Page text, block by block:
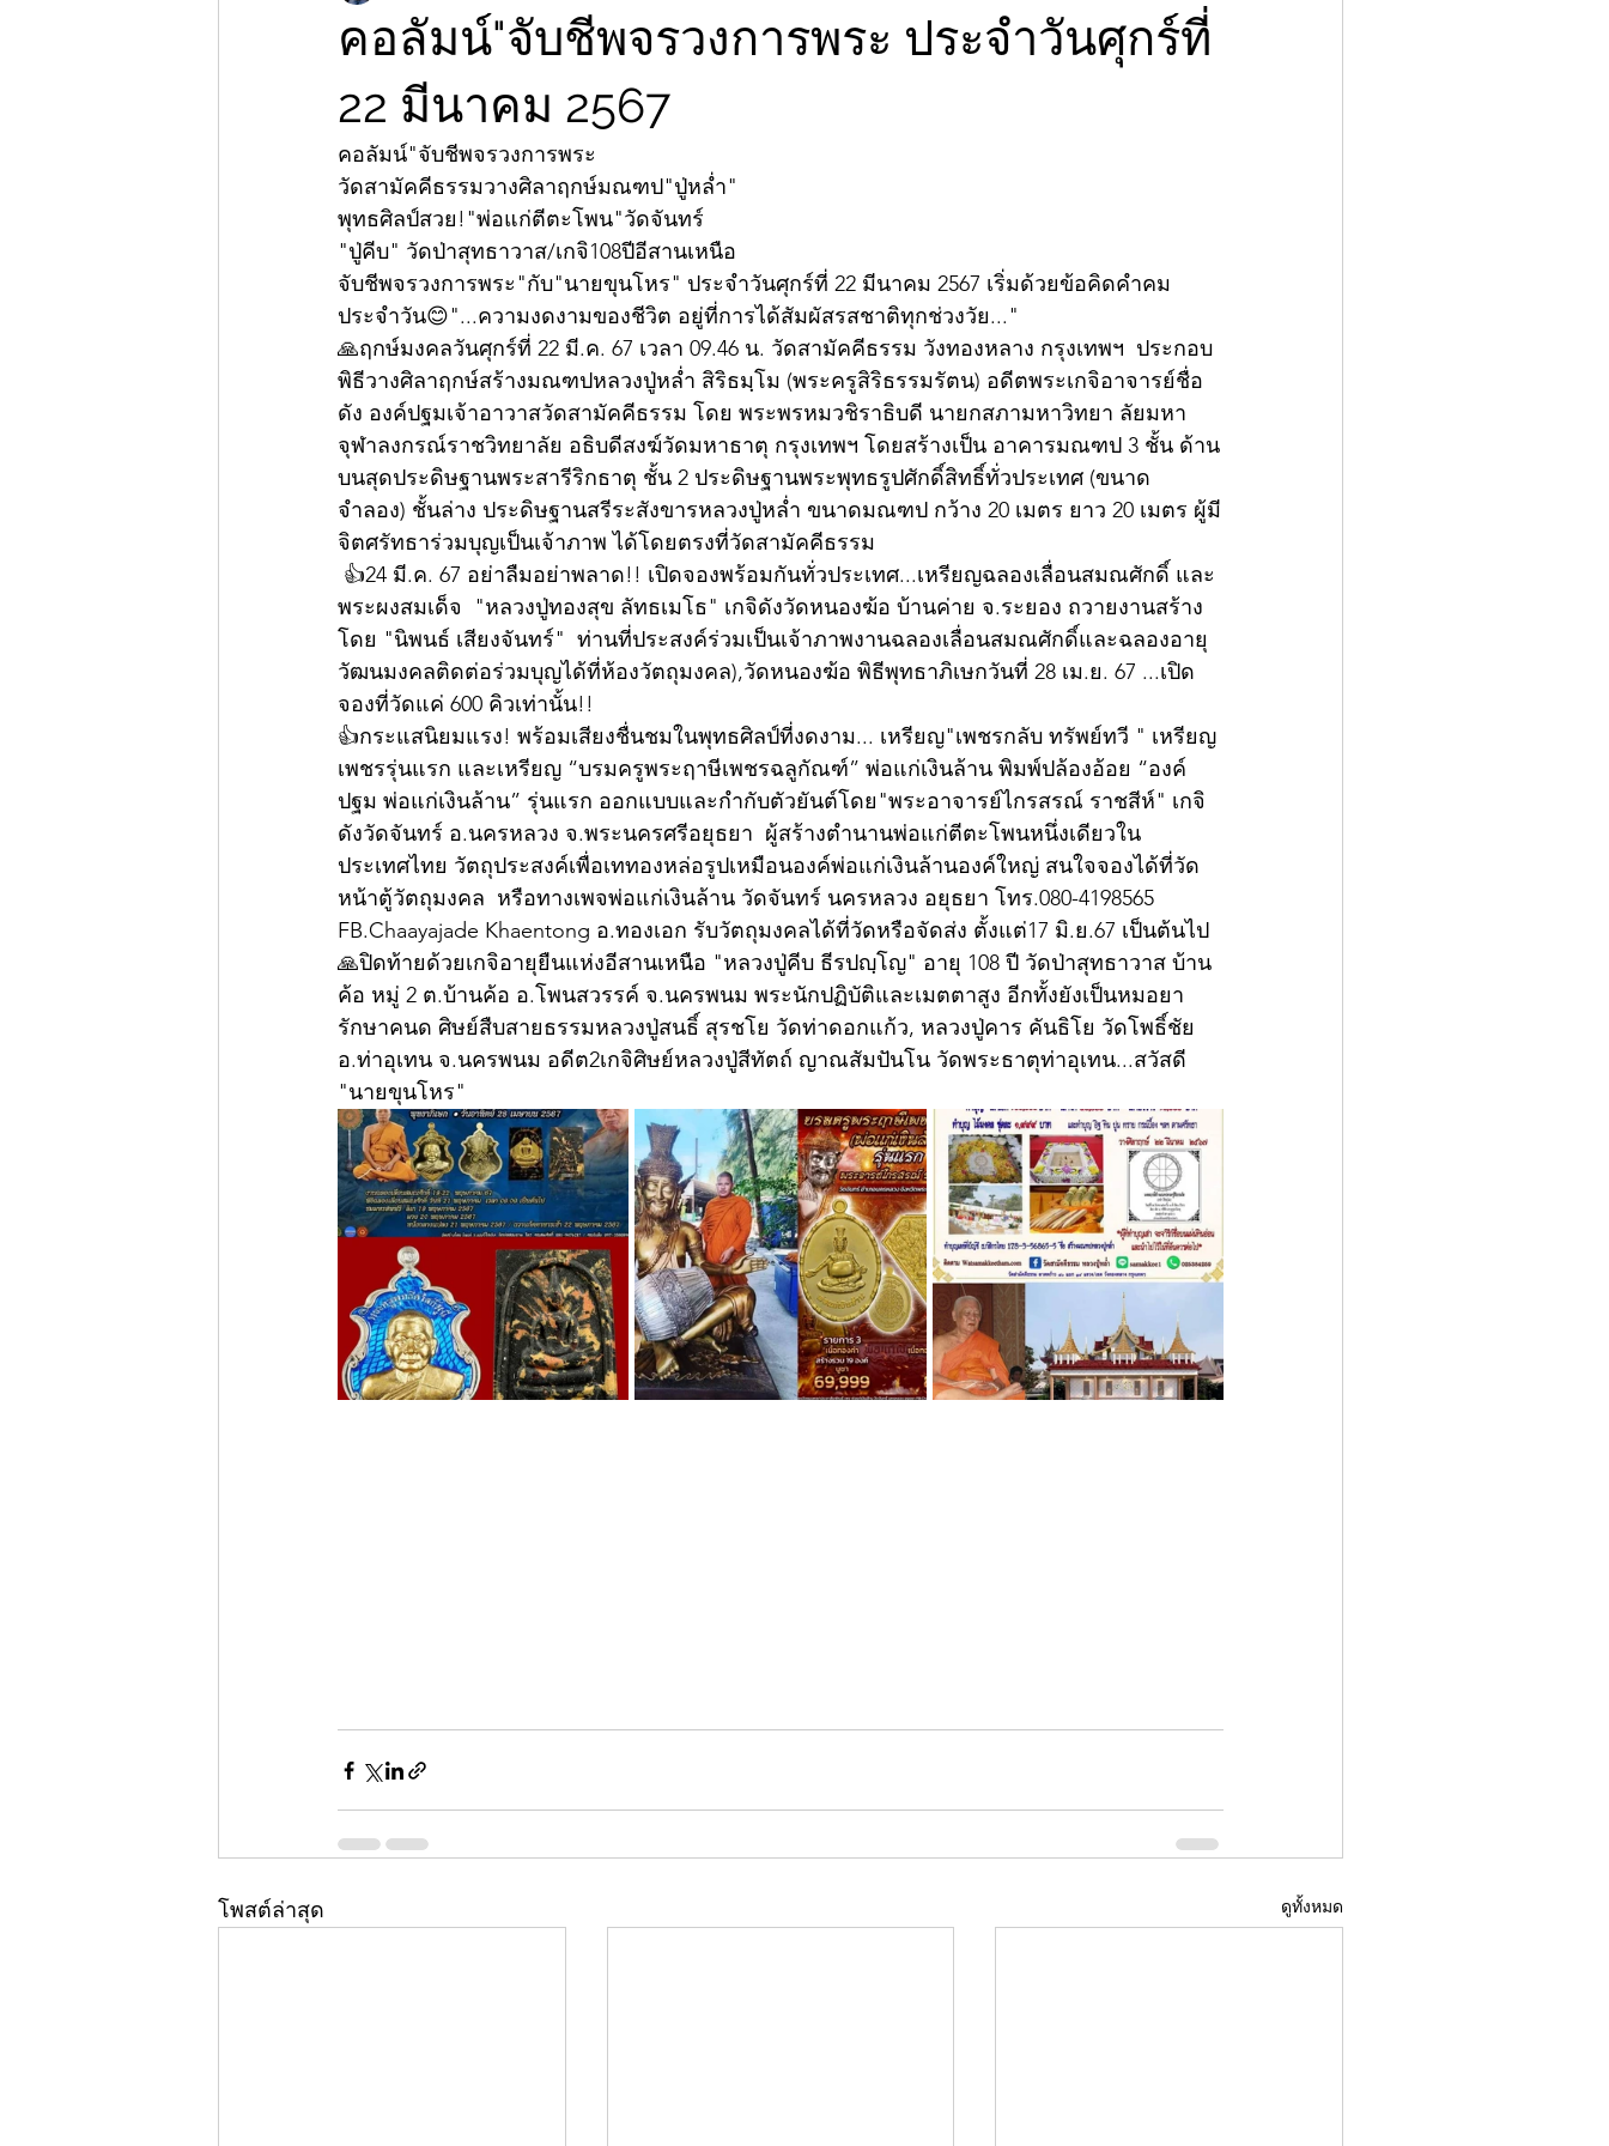
คอลัมน์"จับชีพจรวงการพระ ประจำวันศุกร์ที่
22 มีนาคม 2567
คอลัมน์"จับชีพจรวงการพระ
วัดสามัคคีธรรมวางศิลาฤกษ์มณฑป"ปู่หล่ำ"
พุทธศิลป์สวย!"พ่อแก่ตีตะโพน"วัดจันทร์
"ปู่คีบ" วัดป่าสุทธาวาส/เกจิ108ปีอีสานเหนือ
จับชีพจรวงการพระ"กับ"นายขุนโหร" ประจำวันศุกร์ที่ 22 มีนาคม 2567 เริ่มด้วยข้อคิดคำคม
ประจำวัน😊"...ความงดงามของชีวิต อยู่ที่การได้สัมผัสรสชาติทุกช่วงวัย..."
🙏ฤกษ์มงคลวันศุกร์ที่ 22 มี.ค. 67 เวลา 09.46 น. วัดสามัคคีธรรม วังทองหลาง กรุงเทพฯ  ประกอบ
พิธีวางศิลาฤกษ์สร้างมณฑปหลวงปู่หล่ำ สิริธมฺโม (พระครูสิริธรรมรัตน) อดีตพระเกจิอาจารย์ชื่อ
ดัง องค์ปฐมเจ้าอาวาสวัดสามัคคีธรรม โดย พระพรหมวชิราธิบดี นายกสภามหาวิทยา ลัยมหา
จุฬาลงกรณ์ราชวิทยาลัย อธิบดีสงฆ์วัดมหาธาตุ กรุงเทพฯ โดยสร้างเป็น อาคารมณฑป 3 ชั้น ด้าน
บนสุดประดิษฐานพระสารีริกธาตุ ชั้น 2 ประดิษฐานพระพุทธรูปศักดิ์สิทธิ์ทั่วประเทศ (ขนาด
จำลอง) ชั้นล่าง ประดิษฐานสรีระสังขารหลวงปู่หล่ำ ขนาดมณฑป กว้าง 20 เมตร ยาว 20 เมตร ผู้มี
จิตศรัทธาร่วมบุญเป็นเจ้าภาพ ได้โดยตรงที่วัดสามัคคีธรรม
พระผงสมเด็จ  "หลวงปู่ทองสุข ลัทธเมโธ" เกจิดังวัดหนองฆ้อ บ้านค่าย จ.ระยอง ถวายงานสร้าง
โดย "นิพนธ์ เสียงจันทร์"  ท่านที่ประสงค์ร่วมเป็นเจ้าภาพงานฉลองเลื่อนสมณศักดิ์และฉลองอายุ
วัฒนมงคลติดต่อร่วมบุญได้ที่ห้องวัตถุมงคล),วัดหนองฆ้อ พิธีพุทธาภิเษกวันที่ 28 เม.ย. 67 ...เปิด
จองที่วัดแค่ 600 คิวเท่านั้น!!
👍กระแสนิยมแรง! พร้อมเสียงชื่นชมในพุทธศิลป์ที่งดงาม... เหรียญ"เพชรกลับ ทรัพย์ทวี " เหรียญ
เพชรรุ่นแรก และเหรียญ “บรมครูพระฤาษีเพชรฉลูกัณฑ์” พ่อแก่เงินล้าน พิมพ์ปล้องอ้อย “องค์
ปฐม พ่อแก่เงินล้าน” รุ่นแรก ออกแบบและกำกับตัวยันต์โดย"พระอาจารย์ไกรสรณ์ ราชสีห์" เกจิ
ดังวัดจันทร์ อ.นครหลวง จ.พระนครศรีอยุธยา  ผู้สร้างตำนานพ่อแก่ตีตะโพนหนึ่งเดียวใน
ประเทศไทย วัตถุประสงค์เพื่อเททองหล่อรูปเหมือนองค์พ่อแก่เงินล้านองค์ใหญ่ สนใจจองได้ที่วัด
หน้าตู้วัตถุมงคล  หรือทางเพจพ่อแก่เงินล้าน วัดจันทร์ นครหลวง อยุธยา โทร.080-4198565
FB.Chaayajade Khaentong อ.ทองเอก รับวัตถุมงคลได้ที่วัดหรือจัดส่ง ตั้งแต่17 มิ.ย.67 เป็นต้นไป
🙏ปิดท้ายด้วยเกจิอายุยืนแห่งอีสานเหนือ "หลวงปู่คีบ ธีรปญฺโญ" อายุ 108 ปี วัดป่าสุทธาวาส บ้าน
ค้อ หมู่ 2 ต.บ้านค้อ อ.โพนสวรรค์ จ.นครพนม พระนักปฏิบัติและเมตตาสูง อีกทั้งยังเป็นหมอยา
รักษาคนด ศิษย์สืบสายธรรมหลวงปู่สนธิ์ สุรชโย วัดท่าดอกแก้ว, หลวงปู่คาร คันธิโย วัดโพธิ์ชัย
อ.ท่าอุเทน จ.นครพนม อดีต2เกจิศิษย์หลวงปู่สีทัตถ์ ญาณสัมปันโน วัดพระธาตุท่าอุเทน...สวัสดี
"นายขุนโหร"
โพสต์ล่าสุด ดูทั้งหมด